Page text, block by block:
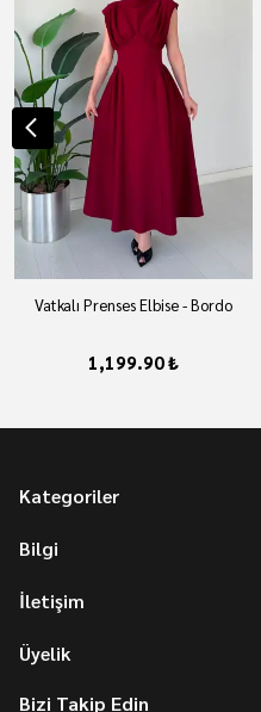
Vatkalı Prenses Elbise - Bordo
1,199.90 ₺
Kategoriler
Bilgi
İletişim
Üyelik
Bizi Takip Edin